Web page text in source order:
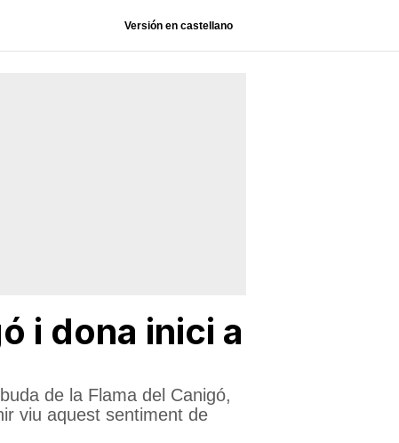
Versión en castellano
i dona inici a
de la Flama del Canigó,
viu aquest sentiment de